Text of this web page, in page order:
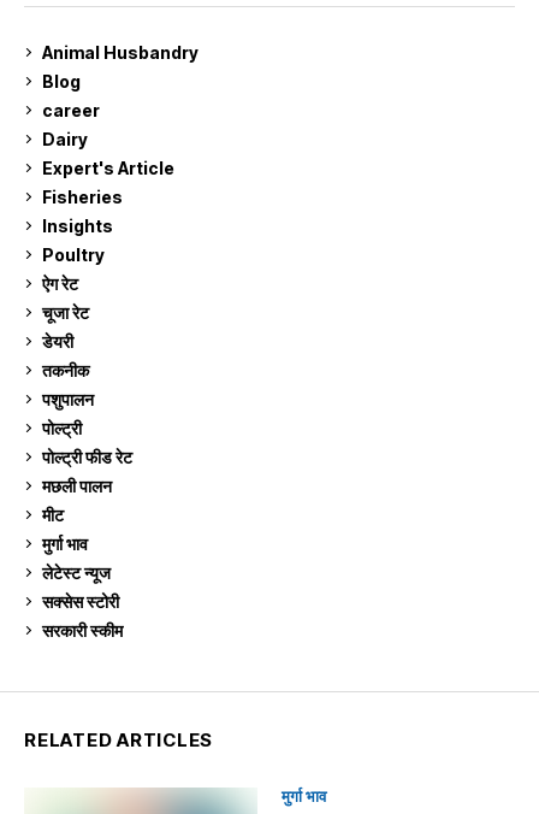
Animal Husbandry
Blog
career
Dairy
Expert's Article
Fisheries
Insights
Poultry
ऐग रेट
चूजा रेट
डेयरी
तकनीक
पशुपालन
पोल्ट्री
पोल्ट्री फीड रेट
मछली पालन
मीट
मुर्गा भाव
लेटेस्ट न्यूज
सक्सेस स्टो‍री
सरकारी स्की‍म
RELATED ARTICLES
मुर्गा भाव